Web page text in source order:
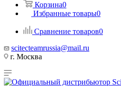
Корзина0
Избранные товары0
Сравнение товаров0
scitecteamrussia@mail.ru
г. Москва